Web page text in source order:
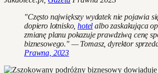
"Często największy wydatek nie pojawia
dopiero lotnisko,hotel albo zaskakująca
zmianę planu pokazuje prawdziwą cenę
biznesowego." — Tomasz, dyrektor
Prawna, 2023